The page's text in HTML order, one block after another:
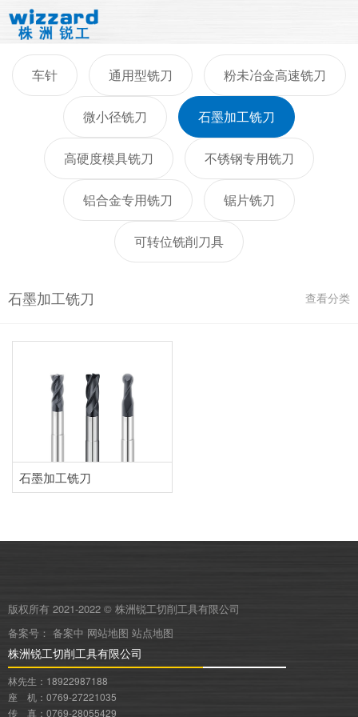
车针 通用型铣刀 粉未冶金高速铣刀
微小径铣刀 石墨加工铣刀
高硬度模具铣刀 不锈钢专用铣刀
铝合金专用铣刀 锯片铣刀
可转位铣削刀具
石墨加工铣刀 查看分类
石墨加工铣刀
版权所有 2021-2022 © 株洲锐工切削工具有限公司
备案号： 备案中 网站地图 站点地图
株洲锐工切削工具有限公司
林先生：18922987188
座 机：0769-27221035
传 真：0769-28055429